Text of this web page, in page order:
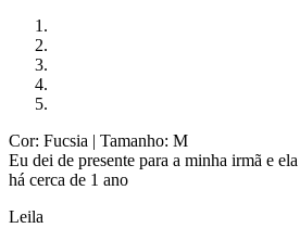
Cor: Fucsia | Tamanho: M
Eu dei de presente para a minha irmã e
há cerca de 1 ano
Leila